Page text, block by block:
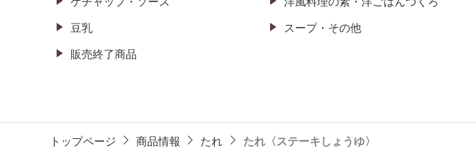
豆乳 スープ・その他
販売終了商品
トップページ 商品情報 たれ たれ〈ステーキしょうゆ〉